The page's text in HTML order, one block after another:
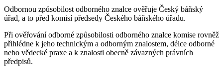
Odbornou způsobilost odborného znalce ověřuje Český báňský
úřad, a to před komisí předsedy Českého báňského úřadu.
Při ověřování odborné způsobilosti odborného znalce komise rovněž
přihlédne k jeho technickým a odborným znalostem, délce odborné
nebo vědecké praxe a k znalosti obecně závazných právních
předpisů.